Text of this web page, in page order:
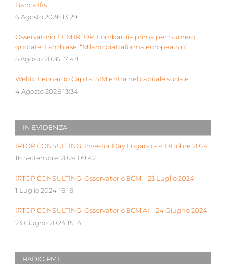
Banca Ifis
6 Agosto 2026 13:29
Osservatorio ECM IRTOP: Lombardia prima per numero
quotate. Lambiase: “Milano piattaforma europea Siu”
5 Agosto 2026 17:48
Weltix: Leonardo Capital SIM entra nel capitale sociale
4 Agosto 2026 13:34
IN EVIDENZA
IRTOP CONSULTING: Investor Day Lugano – 4 Ottobre 2024
16 Settembre 2024 09:42
IRTOP CONSULTING: Osservatorio ECM – 23 Luglio 2024
1 Luglio 2024 16:16
IRTOP CONSULTING: Osservatorio ECM AI – 24 Giugno 2024
23 Giugno 2024 15:14
RADIO PMI